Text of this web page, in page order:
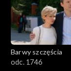
Barwy szczęścia
odc. 1746